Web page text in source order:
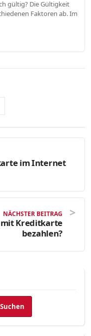
gültig? Die Gültigkeit
Faktoren ab. Im
im Internet
NÄCHSTER BEITRAG
mit Kreditkarte
bezahlen?